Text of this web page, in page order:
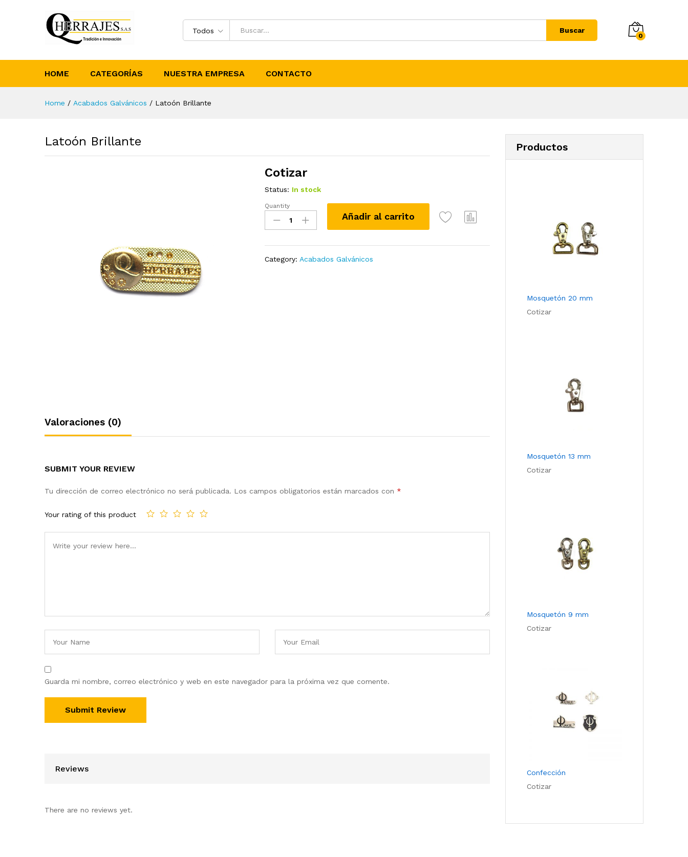
Todos Buscar
0
HOME CATEGORÍAS NUESTRA EMPRESA CONTACTO
Home / Acabados Galvánicos / Latoón Brillante
Latoón Brillante
Cotizar
Status: In stock
Latoón
Brillante
quantity
Quantity
Añadir al carrito
Category: Acabados Galvánicos
Valoraciones (0)
SUBMIT YOUR REVIEW
Tu dirección de correo electrónico no será publicada. Los campos obligatorios están marcados con *
Your rating of this product
Guarda mi nombre, correo electrónico y web en este navegador para la próxima vez que comente.
Reviews
There are no reviews yet.
Productos
Mosquetón 20 mm
Cotizar
Mosquetón 13 mm
Cotizar
Mosquetón 9 mm
Cotizar
Confección
Cotizar